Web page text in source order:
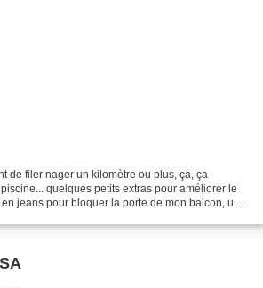
de filer nager un kilomètre ou plus, ça, ça
quelques petits extras pour améliorer le
jeans pour bloquer la porte de mon balcon, un